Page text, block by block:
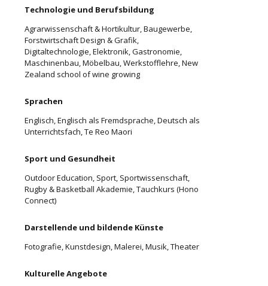
Technologie und Berufsbildung
Agrarwissenschaft & Hortikultur, Baugewerbe,
Forstwirtschaft Design & Grafik,
Digitaltechnologie, Elektronik, Gastronomie,
Maschinenbau, Möbelbau, Werkstofflehre, New
Zealand school of wine growing
Sprachen
Englisch, Englisch als Fremdsprache, Deutsch als
Unterrichtsfach, Te Reo Maori
Sport und Gesundheit
Outdoor Education, Sport, Sportwissenschaft,
Rugby & Basketball Akademie, Tauchkurs (Hono
Connect)
Darstellende und bildende Künste
Fotografie, Kunstdesign, Malerei, Musik, Theater
Kulturelle Angebote